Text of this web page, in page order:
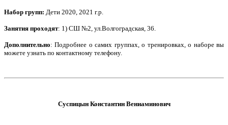
Набор групп: Дети 2020, 2021 г.р.
Занятия проходят: 1) СШ №2, ул.Волгоградская, 36.
Дополнительно: Подробнее о самих группах, о тренировках, о наборе вы
можете узнать по контактному телефону.
Суспицын Константин Вениаминович